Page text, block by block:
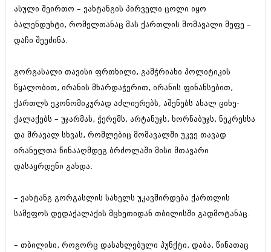
ასული შეირთო – ვახტანგის პირველი ცოლი იყო
ბალენდუხტი, რომელთანაც მას ქართლის მომავალი მეფე –
დაჩი შეეძინა.
გორგასალი თავისი ფრთხილი, გამჭრიახი პოლიტიკის
წყალობით, ირანის მხარდაჭერით, ირანის ფინანსებით,
ქართლს ეკონომიკურად აძლიერებს, აშენებს ახალ ციხე-
ქალაქებს – უჯარმას, ჭერემს, არტანუჯს, ხორნაბუჯს, ნეკრესსა
და მრავალ სხვას, რომლებიც მომავალში უკვე თავად
ირანელთა წინააღმდეგ ბრძოლაში მისი მთავარი
დასაყრდენი გახდა.
– ვახტანგ გორგასლის სახელს უკავშირდება ქართლის
სამეფოს დედაქალაქის მცხეთიდან თბილისში გადმოტანაც.
– თბილისი, როგორც დასახლებული პუნქტი, დაბა, წინათაც